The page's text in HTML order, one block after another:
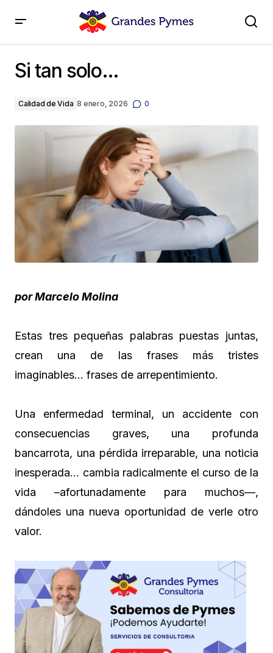
Si tan solo…
Calidad de Vida 8 enero, 2026 0
por Marcelo Molina
Estas tres pequeñas palabras puestas juntas,
crean una de las frases más tristes
imaginables… frases de arrepentimiento.
Una enfermedad terminal, un accidente con
consecuencias graves, una profunda
bancarrota, una pérdida irreparable, una noticia
inesperada… cambia radicalmente el curso de la
vida –afortunadamente para muchos—,
dándoles una nueva oportunidad de verle otro
valor.